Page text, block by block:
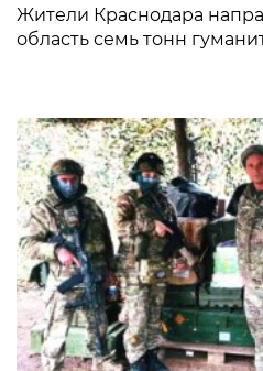
Жители Краснодара
область семь тонн